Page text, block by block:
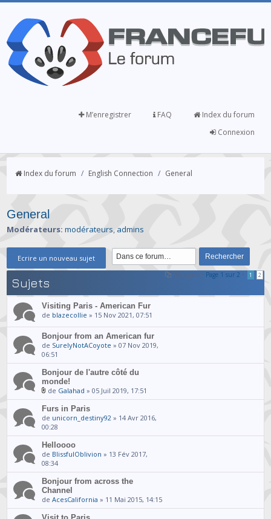
Index du forum
FAQ
M’enregistrer
Connexion
Index du forum / English Connection / General
General
Modérateurs: modérateurs, admins
Ecrire un nouveau sujet
55 sujets • Page 1 sur 2 • 1 2
Sujets
Visiting Paris - American Fur
de blazecollie » 15 Nov 2021, 07:51
Bonjour from an American fur
de SurelyNotACoyote » 07 Nov 2019,
06:51
Bonjour de l'autre côté du
monde!
de Galahad » 05 Juil 2019, 17:51
Furs in Paris
de unicorn_destiny92 » 14 Avr 2016,
00:28
Helloooo
de BlissfulOblivion » 13 Fév 2017,
08:34
Bonjour from across the
Channel
deAcesCalifornia » 11 Mai 2015, 14:15
Visit to Paris